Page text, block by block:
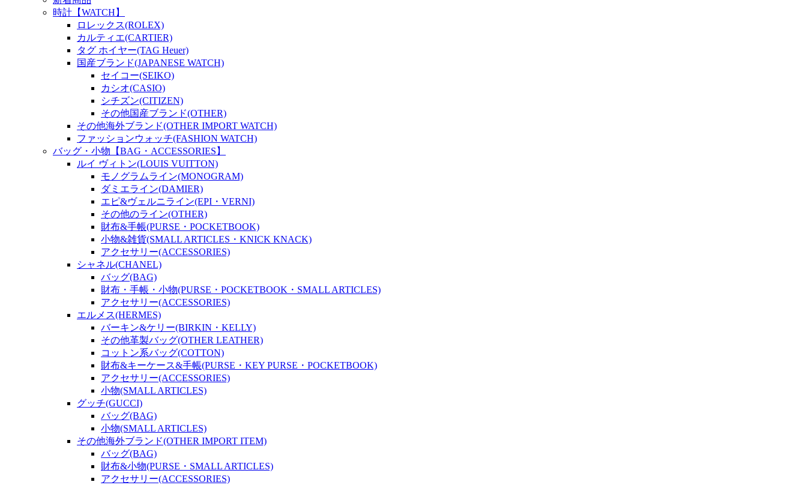
時計【WATCH】
ロレックス(ROLEX)
カルティエ(CARTIER)
タグ ホイヤー(TAG Heuer)
国産ブランド(JAPANESE WATCH)
セイコー(SEIKO)
カシオ(CASIO)
シチズン(CITIZEN)
その他国産ブランド(OTHER)
その他海外ブランド(OTHER IMPORT WATCH)
ファッションウォッチ(FASHION WATCH)
バッグ・小物【BAG・ACCESSORIES】
ルイ ヴィトン(LOUIS VUITTON)
モノグラムライン(MONOGRAM)
ダミエライン(DAMIER)
エピ&ヴェルニライン(EPI・VERNI)
その他のライン(OTHER)
財布&手帳(PURSE・POCKETBOOK)
小物&雑貨(SMALL ARTICLES・KNICK KNACK)
アクセサリー(ACCESSORIES)
シャネル(CHANEL)
バッグ(BAG)
財布・手帳・小物(PURSE・POCKETBOOK・SMALL ARTICLES)
アクセサリー(ACCESSORIES)
エルメス(HERMES)
バーキン&ケリー(BIRKIN・KELLY)
その他革製バッグ(OTHER LEATHER)
コットン系バッグ(COTTON)
財布&キーケース&手帳(PURSE・KEY PURSE・POCKETBOOK)
アクセサリー(ACCESSORIES)
小物(SMALL ARTICLES)
グッチ(GUCCI)
バッグ(BAG)
小物(SMALL ARTICLES)
その他海外ブランド(OTHER IMPORT ITEM)
バッグ(BAG)
財布&小物(PURSE・SMALL ARTICLES)
アクセサリー(ACCESSORIES)